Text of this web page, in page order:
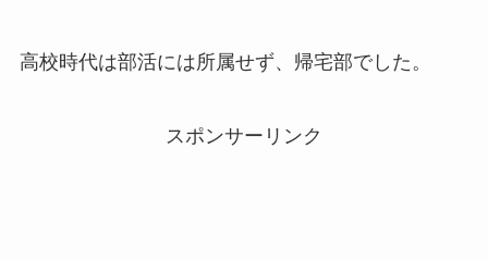
高校時代は部活には所属せず、帰宅部でした。
スポンサーリンク